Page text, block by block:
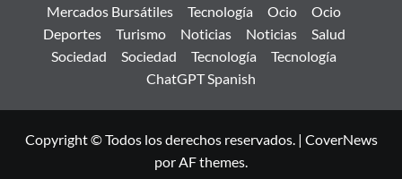
Mercados Bursátiles
Tecnología Ocio
Ocio
Deportes
Turismo Noticias Noticias
Salud
Sociedad
Sociedad Tecnología
Tecnología
ChatGPT Spanish
Copyright © Todos los derechos reservados. | CoverNews
por AF themes.